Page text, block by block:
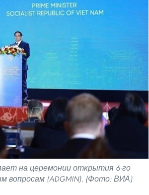
на церемонии открытия 6-го
вопросам (ADGMIN). (Фото: ВИА)